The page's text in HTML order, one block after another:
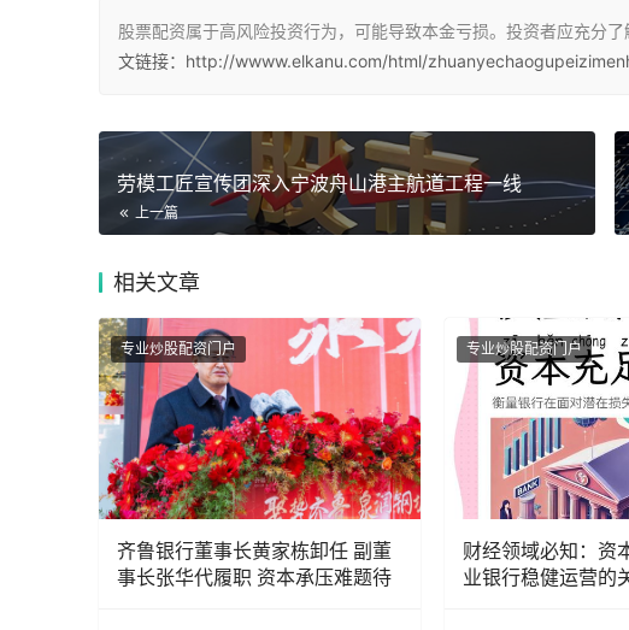
股票配资属于高风险投资行为，可能导致本金亏损。投资者应充分
文链接：http://wwww.elkanu.com/html/
劳模工匠宣传团深入宁波舟山港主航道工程一线
上一篇
相关文章
专业炒股配资门户
齐鲁银行董事长黄家栋卸任 副董
事长张华代履职 资本承压难题待
专业炒股配资门户
财经领域必知：资
业银行稳健运营的